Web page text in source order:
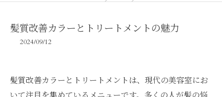
髪質改善カラーとトリートメントの魅力
2024/09/12
髪質改善カラーとトリートメントは、現代の美容室にお